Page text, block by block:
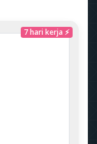
7 hari kerja ⚡